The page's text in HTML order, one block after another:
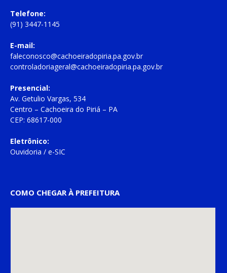
Telefone:
(91) 3447-1145
E-mail:
faleconosco@cachoeiradopiria.pa.gov.br
controladoriageral@cachoeiradopiria.pa.gov.br
Presencial:
Av. Getulio Vargas, 534
Centro – Cachoeira do Piriá – PA
CEP: 68617-000
Eletrônico:
Ouvidoria / e-SIC
COMO CHEGAR À PREFEITURA